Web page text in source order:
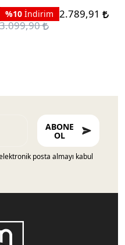
%10 İndirim 2.789,91
3.099,90
ABONE
OL
posta almayı kabul